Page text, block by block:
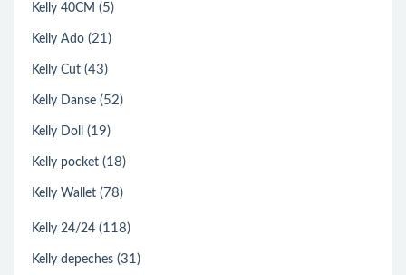
Kelly 40CM (5)
Kelly Ado (21)
Kelly Cut (43)
Kelly Danse (52)
Kelly Doll (19)
Kelly pocket (18)
Kelly Wallet (78)
Kelly 24/24 (118)
Kelly depeches (31)